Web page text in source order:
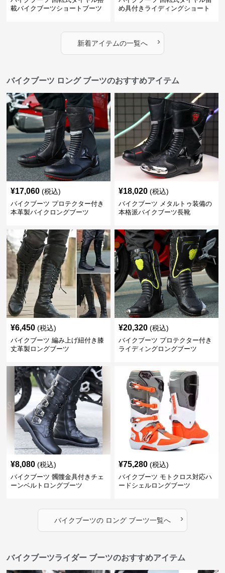
載バイクブーツショートブーツ
め具付きライディングショート
新着アイテムの一覧へ ›
バイクブーツ ロング ブーツのおすすめアイテム
¥17,060 (税込)
バイクブーツ プロテクター付き
本革製バイクロングブーツ
¥18,020 (税込)
バイクブーツ メタルトゥ装備の
本格派バイクブーツ長靴
¥6,450 (税込)
バイクブーツ 編み上げ紐付き膝
丈革製ロングブーツ
¥20,320 (税込)
バイクブーツ プロテクター付き
ライディングロングブーツ
¥8,080 (税込)
バイクブーツ 髑髏金具付きチェ
ーンベルトロングブーツ
¥75,280 (税込)
バイクブーツ モトクロス対応ハ
ードシェルロングブーツ
バイクブーツのロング ブーツ一覧へ ›
バイクブーツライダー ブーツのおすすめアイテム